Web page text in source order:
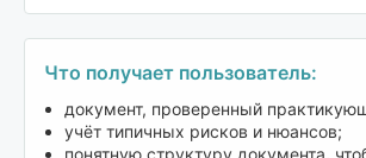
Что получает пользователь:
документ, проверенный
учёт типичных рисков и нюансов;
понятную структуру документа,